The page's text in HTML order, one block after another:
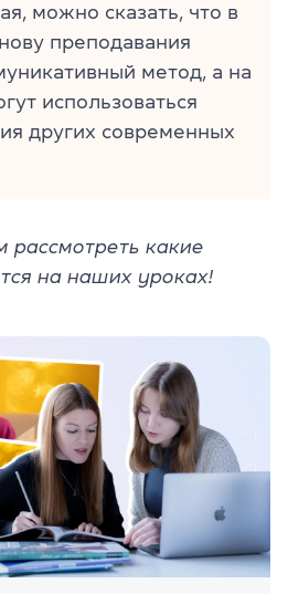
можно сказать, что в
преподавания
метод, а на
использоваться
других современных
рассмотреть какие
на наших уроках!